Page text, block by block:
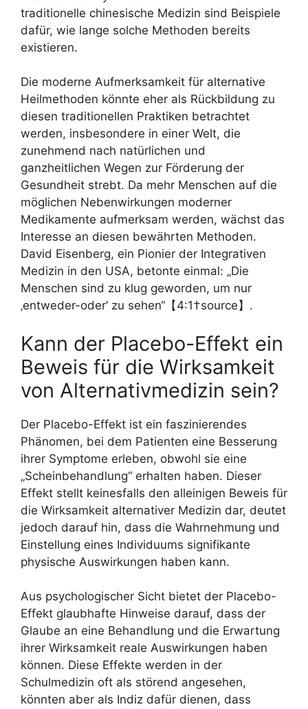
traditionelle chinesische Medizin sind Beispiele
dafür, wie lange solche Methoden bereits
existieren.
Die moderne Aufmerksamkeit für alternative
Heilmethoden könnte eher als Rückbildung zu
diesen traditionellen Praktiken betrachtet
werden, insbesondere in einer Welt, die
zunehmend nach natürlichen und
ganzheitlichen Wegen zur Förderung der
Gesundheit strebt. Da mehr Menschen auf die
möglichen Nebenwirkungen moderner
Medikamente aufmerksam werden, wächst das
Interesse an diesen bewährten Methoden.
David Eisenberg, ein Pionier der Integrativen
Medizin in den USA, betonte einmal: „Die
Menschen sind zu klug geworden, um nur
‚entweder-oder‘ zu sehen“【4:1†source】.
Kann der Placebo-Effekt ein
Beweis für die Wirksamkeit
von Alternativmedizin sein?
Der Placebo-Effekt ist ein faszinierendes
Phänomen, bei dem Patienten eine Besserung
ihrer Symptome erleben, obwohl sie eine
„Scheinbehandlung“ erhalten haben. Dieser
Effekt stellt keinesfalls den alleinigen Beweis für
die Wirksamkeit alternativer Medizin dar, deutet
jedoch darauf hin, dass die Wahrnehmung und
Einstellung eines Individuums signifikante
physische Auswirkungen haben kann.
Aus psychologischer Sicht bietet der Placebo-
Effekt glaubhafte Hinweise darauf, dass der
Glaube an eine Behandlung und die Erwartung
ihrer Wirksamkeit reale Auswirkungen haben
können. Diese Effekte werden in der
Schulmedizin oft als störend angesehen,
könnten aber als Indiz dafür dienen, dass